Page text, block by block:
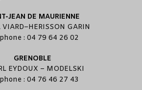
JEAN DE MAURIENNE
VIARD–HERISSON GARIN
: 04 79 64 26 02
GRENOBLE
EYDOUX – MODELSKI
: 04 76 46 27 43